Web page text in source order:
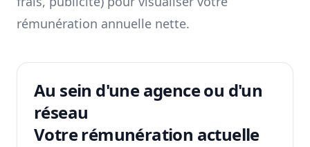
rémunération annuelle nette.
Au sein d'une agence ou d'un
réseau
Votre rémunération actuelle